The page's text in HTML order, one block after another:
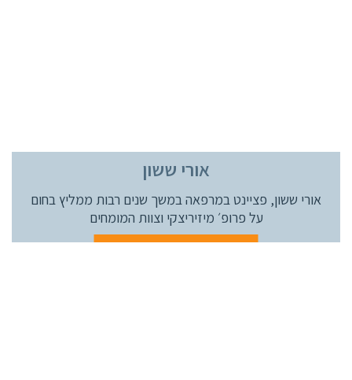
אורי ששון
אורי ששון, פציינט במרפאה במשך שנים רבות ממליץ בחום
על פרופ׳ מיזיריצקי וצוות המומחים